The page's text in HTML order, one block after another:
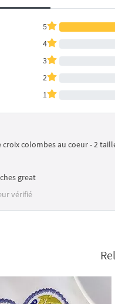
5
4
3
2
1
croix colombes au coeur - 2
great
vérifié